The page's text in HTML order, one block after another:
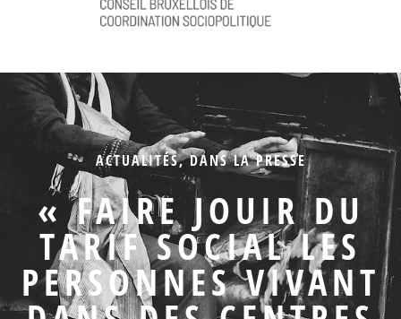
ACTUALITÉS,DANS LA PRESSE
« FAIRE JOUIR DU
TARIF SOCIAL LES
PERSONNES VIVANT